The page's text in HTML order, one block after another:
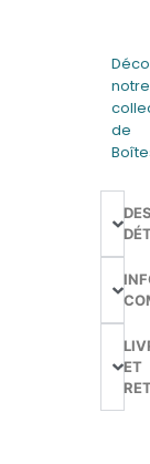
notre
de
ET